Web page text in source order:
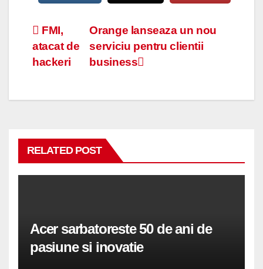
Navigare
în
Orange lanseaza un nou
serviciu pentru clientii
business
FMI,
atacat de
hackeri
RELATED POST
Acer sarbatoreste 50 de ani de
pasiune si inovatie